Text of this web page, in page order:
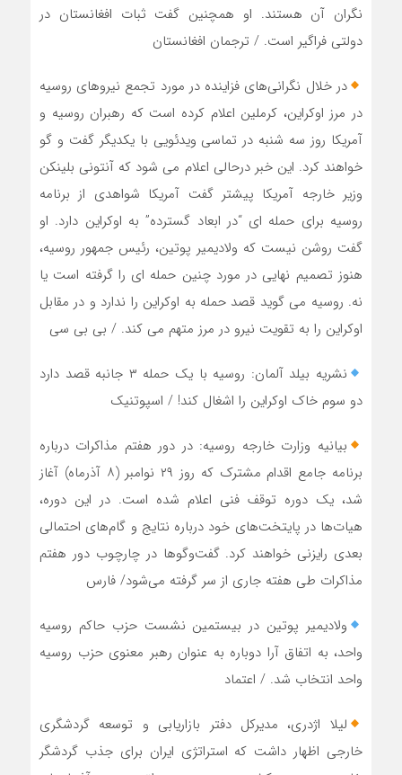
نگران آن هستند. او همچنین گفت ثبات افغانستان در
دولتی فراگیر است. / ترجمان افغانستان
در خلال نگرانی‌های فزاینده در مورد تجمع نیروهای روسیه
در مرز اوکراین، کرملین اعلام کرده است که رهبران روسیه و
آمریکا روز سه شنبه در تماسی ویدئویی با یکدیگر گفت و گو
خواهند کرد. این خبر درحالی اعلام می شود که آنتونی بلینکن
وزیر خارجه آمریکا پیشتر گفت آمریکا شواهدی از برنامه
روسیه برای حمله ای “در ابعاد گسترده” به اوکراین دارد. او
گفت روشن نیست که ولادیمیر پوتین، رئیس جمهور روسیه،
هنوز تصمیم نهایی در مورد چنین حمله ای را گرفته است یا
نه. روسیه می گوید قصد حمله به اوکراین را ندارد و در مقابل
اوکراین را به تقویت نیرو در مرز متهم می کند. / بی بی سی
نشریه بیلد آلمان: روسیه با یک حمله ۳ جانبه قصد دارد
دو سوم خاک اوکراین را اشغال کند! / اسپوتنیک
بیانیه وزارت خارجه روسیه: در دور هفتم مذاکرات درباره
برنامه جامع اقدام مشترک که روز ۲۹ نوامبر (۸ آذرماه) آغاز
شد، یک دوره توقف فنی اعلام شده است. در این دوره،
هیات‌ها در پایتخت‌های خود درباره نتایج و گام‌های احتمالی
بعدی رایزنی خواهند کرد. گفت‌وگوها در چارچوب دور هفتم
مذاکرات طی هفته جاری از سر گرفته می‌شود/ فارس
ولادیمیر پوتین در بیستمین نشست حزب حاکم روسیه
واحد، به اتفاق آرا دوباره به عنوان رهبر معنوی حزب روسیه
واحد انتخاب شد. / اعتماد
لیلا اژدری، مدیرکل دفتر بازاریابی و توسعه گردشگری
خارجی اظهار داشت که استراتژی ایران برای جذب گردشگر